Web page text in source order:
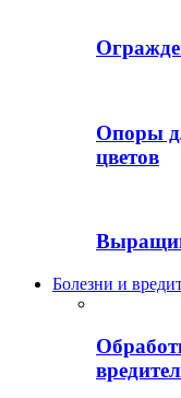
Опоры
цветов
Болезни и